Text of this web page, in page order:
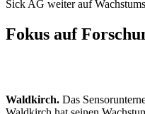
Sick AG weiter auf
Fokus auf
Waldkirch. Das